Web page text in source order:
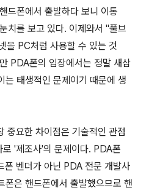
드폰에서 출발하다 보니 이통
치를 보고 있다. 이제와서 "풀브
을 PC처럼 사용할 수 있는 것
PDA폰의 입장에서는 정말 새삼
는 태생적인 문제이기 때문에 생
중요한 차이점은 기술적인 관점
'제조사'의 문제이다. PDA폰
폰 벤더가 아닌 PDA 전문 개발사
폰은 핸드폰에서 출발했으므로 핸